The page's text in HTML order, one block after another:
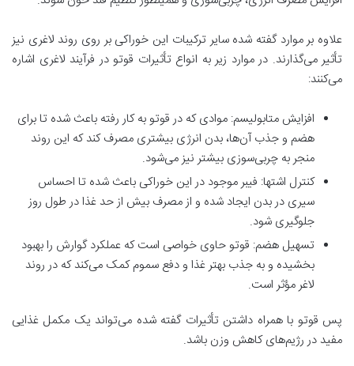
علاوه بر موارد گفته شده سایر ترکیبات این خوراکی بر روی روند لاغری نیز
تأثیر می‌گذارند. در موارد زیر به انواع تأثیرات قوتو در فرآیند لاغری اشاره
می‌کنند:
افزایش متابولیسم: موادی که در قوتو به کار رفته باعث شده تا برای
هضم و جذب آن‌ها، بدن انرژی بیشتری مصرف کند که این روند
منجر به چربی‌سوزی بیشتر نیز می‌شود.
کنترل اشتها: فیبر موجود در این خوراکی باعث شده تا احساس
سیری در بدن ایجاد شده و از مصرف بیش از حد غذا در طول روز
جلوگیری شود.
تسهیل هضم: قوتو حاوی خواصی است که عملکرد گوارش را بهبود
بخشیده و به جذب بهتر غذا و دفع سموم کمک می‌کند که در روند
لاغر مؤثر است.
پس قوتو با همراه داشتن تأثیرات گفته شده می‌تواند یک مکمل غذایی
مفید در رژیم‌های کاهش وزن باشد.